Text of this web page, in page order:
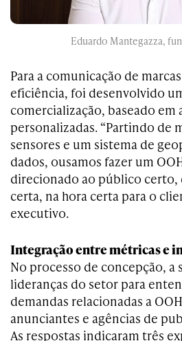
Eduardo Mantegazza,
Para a comunicação de
eficiência, foi desenvolvido
comercialização, baseado em
personalizadas. “Partindo de
sensores e um sistema de
dados, ousamos fazer um
direcionado ao público certo,
certa, na hora certa para o
executivo.
Integração entre métricas e
No processo de concepção,
lideranças do setor para
demandas relacionadas a
anunciantes e agências de
As respostas indicaram três